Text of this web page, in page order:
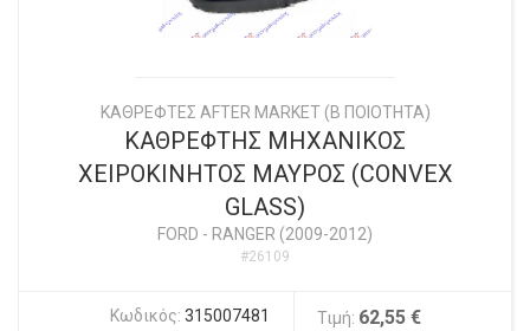
ΚΑΘΡΕΦΤΕΣ AFTER MARKET (Β ΠΟΙΟΤΗΤΑ)
ΚΑΘΡΕΦΤΗΣ ΜΗΧΑΝΙΚΟΣ
ΧΕΙΡΟΚΙΝΗΤΟΣ ΜΑΥΡΟΣ (CONVEX
GLASS)
FORD - RANGER (2009-2012)
#26109
Κωδικός: 315007481 Τιμή: 62,55 €